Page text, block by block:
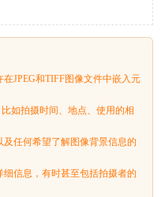
JPEG和TIFF图像文件中嵌入元
如拍摄时间、地点、使用的相
任何希望了解图像背景信息的
信息，有时甚至包括拍摄者的